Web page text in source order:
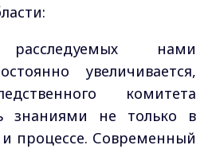
нами
увеличивается,
комитета
знаниями не только в
процессе. Современный